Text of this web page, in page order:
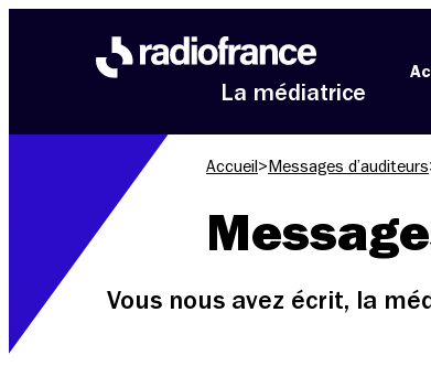
La médiatrice
Accueil > Messages d’auditeurs
Vous nous avez écrit, la